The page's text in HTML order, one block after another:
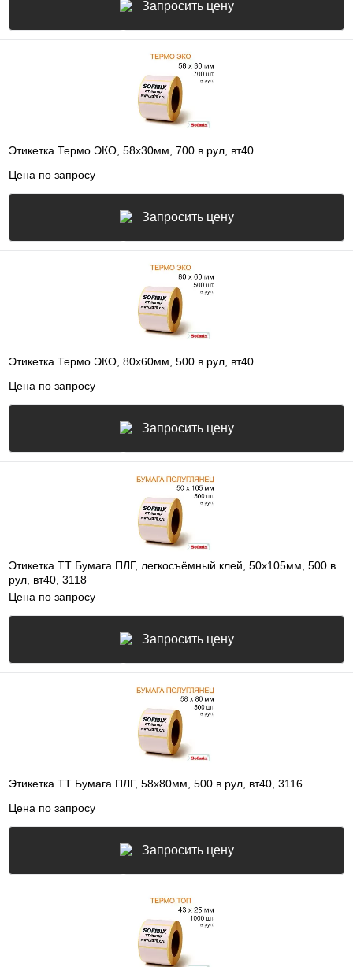
Запросить цену
Этикетка Термо ЭКО, 58х30мм, 700 в рул, вт40
Цена по запросу
Запросить цену
Этикетка Термо ЭКО, 80х60мм, 500 в рул, вт40
Цена по запросу
Запросить цену
Этикетка ТТ Бумага ПЛГ, легкосъёмный клей, 50х105мм, 500 в
рул, вт40, 3118
Цена по запросу
Запросить цену
Этикетка ТТ Бумага ПЛГ, 58х80мм, 500 в рул, вт40, 3116
Цена по запросу
Запросить цену